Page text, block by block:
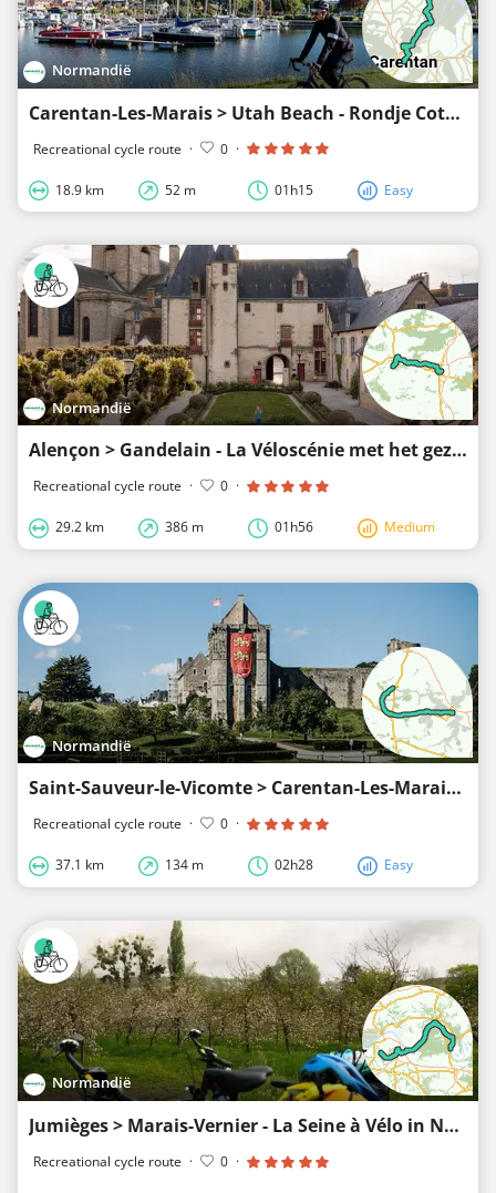
Normandië
Carentan-Les-Marais > Utah Beach - Rondje Cotentin
Recreational cycle route · 0 ·
18.9 km 52 m 01h15 Easy
Normandië
Alençon > Gandelain - La Véloscénie met het gezin
Recreational cycle route · 0 ·
29.2 km 386 m 01h56 Medium
Normandië
Saint-Sauveur-le-Vicomte > Carentan-Les-Marais - Rondje Cotentin
Recreational cycle route · 0 ·
37.1 km 134 m 02h28 Easy
Normandië
Jumièges > Marais-Vernier - La Seine à Vélo in Normandië
Recreational cycle route · 0 ·